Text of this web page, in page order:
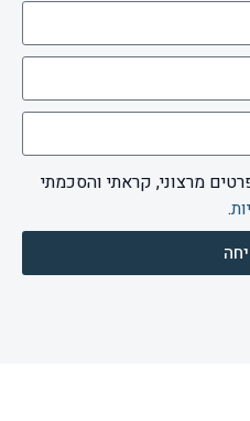
מרצוני, קראתי והסכמתי
.